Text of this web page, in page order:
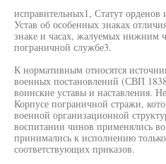
исправительных1, Статут орденов
Устав об особенных знаках
знаке и часах, жалуемых нижним
пограничной службе3.
К нормативным относятся
военных постановлений (СВП
воинские уставы и наставления.
Корпусе пограничной стражи,
военной организационной
воспитании чинов применялись
принимались к исполнению
соответствующих приказов.